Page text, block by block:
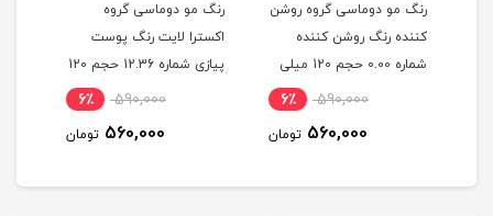
رنگ مو دوماسی گروه روشن
کننده رنگ روشن کننده
شماره 0.00 حجم 120 میلی
590,000 6٪
560,000 تومان
رنگ مو دوماسی گروه
اکسترا لایت رنگ پوست
پیازی شماره 12.36 حجم 120
590,000 6٪
560,000 تومان